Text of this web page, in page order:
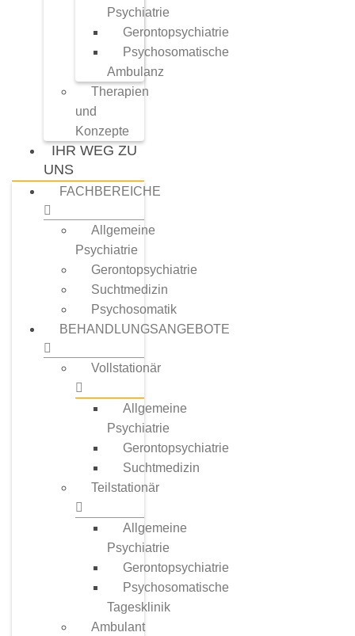
Psychiatrie
Gerontopsychiatrie
Psychosomatische
Ambulanz
Therapien
und
Konzepte
IHR WEG ZU
UNS
FACHBEREICHE
Allgemeine
Psychiatrie
Gerontopsychiatrie
Suchtmedizin
Psychosomatik
BEHANDLUNGSANGEBOTE
Vollstationär
Allgemeine
Psychiatrie
Gerontopsychiatrie
Suchtmedizin
Teilstationär
Allgemeine
Psychiatrie
Gerontopsychiatrie
Psychosomatische
Tagesklinik
Ambulant